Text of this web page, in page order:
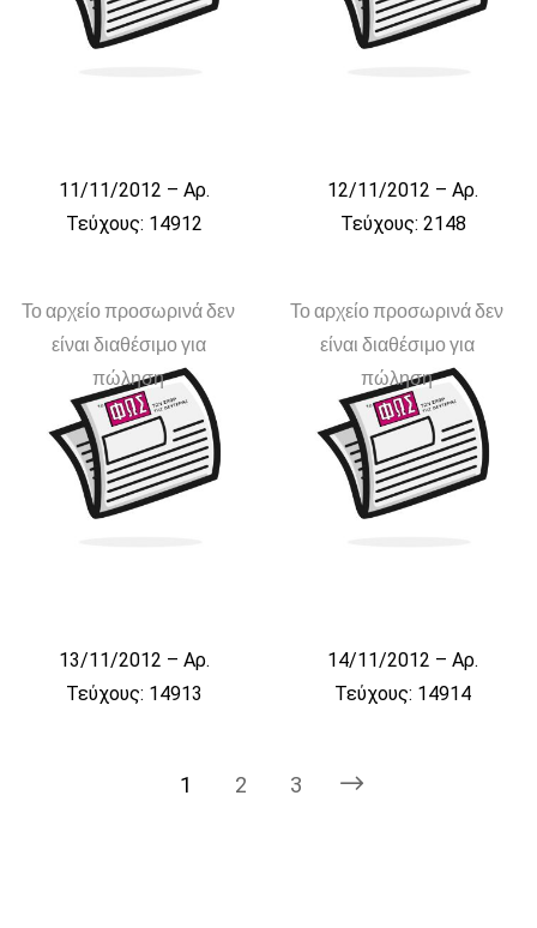
11/11/2012 – Αρ.
Τεύχους: 14912
12/11/2012 – Αρ.
Τεύχους: 2148
Το αρχείο προσωρινά δεν
είναι διαθέσιμο για
πώληση
13/11/2012 – Αρ.
Τεύχους: 14913
Το αρχείο προσωρινά δεν
είναι διαθέσιμο για
πώληση
14/11/2012 – Αρ.
Τεύχους: 14914
1 2 3